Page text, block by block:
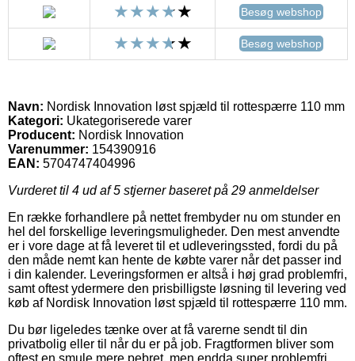
Besøg webshop
Besøg webshop
Navn: Nordisk Innovation løst spjæld til rottespærre 110 mm
Kategori: Ukategoriserede varer
Producent: Nordisk Innovation
Varenummer: 154390916
EAN: 5704747404996
Vurderet til 4 ud af 5 stjerner baseret på 29 anmeldelser
En række forhandlere på nettet frembyder nu om stunder en
hel del forskellige leveringsmuligheder. Den mest anvendte
er i vore dage at få leveret til et udleveringssted, fordi du på
den måde nemt kan hente de købte varer når det passer ind
i din kalender. Leveringsformen er altså i høj grad problemfri,
samt oftest ydermere den prisbilligste løsning til levering ved
køb af Nordisk Innovation løst spjæld til rottespærre 110 mm.
Du bør ligeledes tænke over at få varerne sendt til din
privatbolig eller til når du er på job. Fragtformen bliver som
oftest en smule mere pebret, men endda super problemfri.